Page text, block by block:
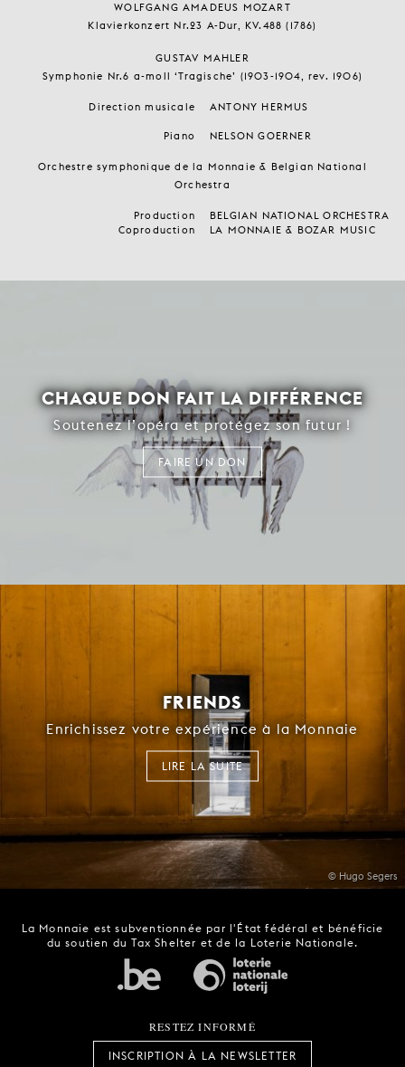
WOLFGANG AMADEUS MOZART
Klavierkonzert Nr.23 A-Dur, KV.488 (1786)
GUSTAV MAHLER
Symphonie Nr.6 a-moll ‘Tragische’ (1903-1904, rev. 1906)
Direction musicale ANTONY HERMUS
Piano NELSON GOERNER
Orchestre symphonique de la Monnaie & Belgian National
Orchestra
Production
BELGIAN NATIONAL ORCHESTRA
Coproduction
LA MONNAIE & BOZAR MUSIC
CHAQUE DON FAIT LA DIFFÉRENCE
Soutenez l’opéra et protégez son futur !
FAIRE UN DON
© Hugo Segers
FRIENDS
Enrichissez votre expérience à la Monnaie
LIRE LA SUITE
La Monnaie est subventionnée par l'État fédéral et bénéficie
du soutien du Tax Shelter et de la Loterie Nationale.
RESTEZ INFORMÉ
INSCRIPTION À LA NEWSLETTER